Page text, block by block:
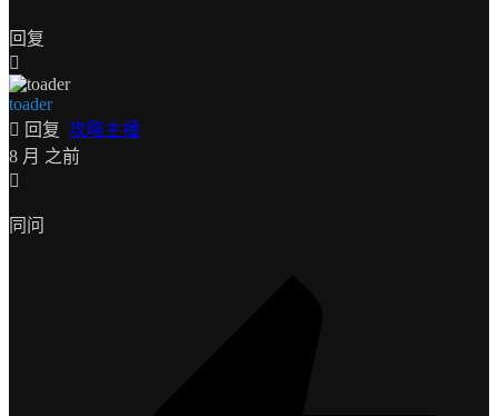
回复
toader
回复 攻略主播
8 月 之前
同问